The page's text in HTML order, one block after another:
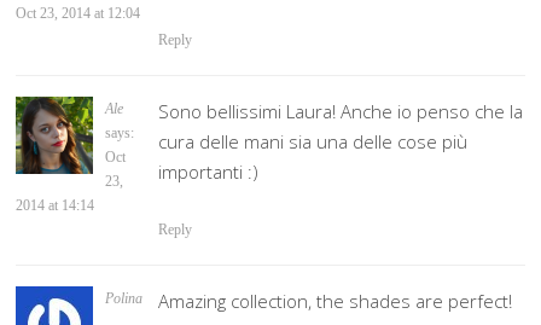
Oct 23, 2014 at 12:04
Reply
Ale
says:
Oct
23,
2014 at 14:14
Sono bellissimi Laura! Anche io penso che la
cura delle mani sia una delle cose più
importanti :)
Reply
Polina Amazing collection, the shades are perfect!